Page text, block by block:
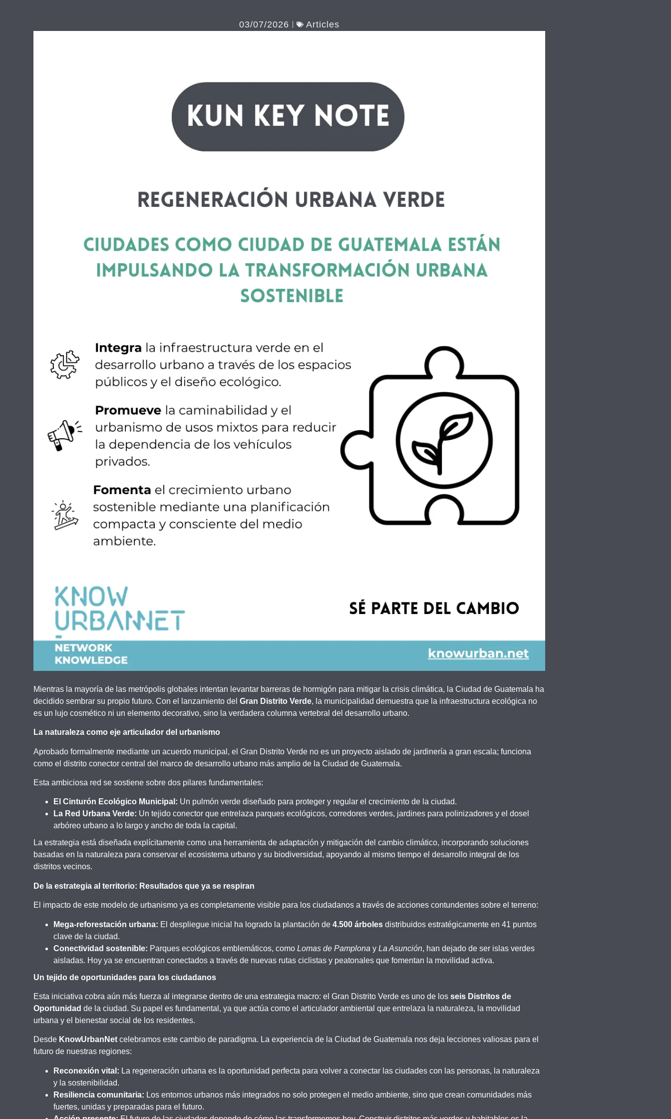
03/07/2026 Articles
Mientras la mayoría de las metrópolis globales intentan levantar barreras de hormigón para mitigar la crisis climática, la Ciudad de Guatemala ha
decidido sembrar su propio futuro. Con el lanzamiento delGran Distrito Verde, la municipalidad demuestra que la infraestructura ecológica no
es un lujo cosmético ni un elemento decorativo, sino la verdadera columna vertebral del desarrollo urbano.
La naturaleza como eje articulador del urbanismo
Aprobado formalmente mediante un acuerdo municipal, el Gran Distrito Verde no es un proyecto aislado de jardinería a gran escala; funciona
como el distrito conector central del marco de desarrollo urbano más amplio de la Ciudad de Guatemala.
Esta ambiciosa red se sostiene sobre dos pilares fundamentales:
El Cinturón Ecológico Municipal: Un pulmón verde diseñado para proteger y regular el crecimiento de la ciudad.
La Red Urbana Verde: Un tejido conector que entrelaza parques ecológicos, corredores verdes, jardines para polinizadores y el dosel
arbóreo urbano a lo largo y ancho de toda la capital.
La estrategia está diseñada explícitamente como una herramienta de adaptación y mitigación del cambio climático, incorporando soluciones
basadas en la naturaleza para conservar el ecosistema urbano y su biodiversidad, apoyando al mismo tiempo el desarrollo integral de los
distritos vecinos.
De la estrategia al territorio: Resultados que ya se respiran
El impacto de este modelo de urbanismo ya es completamente visible para los ciudadanos a través de acciones contundentes sobre el terreno:
Mega-reforestación urbana: El despliegue inicial ha logrado la plantación de4.500 árboles distribuidos estratégicamente en 41 puntos
clave de la ciudad.
Conectividad sostenible: Parques ecológicos emblemáticos, comoLomas de Pamplona yLa Asunción, han dejado de ser islas verdes
aisladas. Hoy ya se encuentran conectados a través de nuevas rutas ciclistas y peatonales que fomentan la movilidad activa.
Un tejido de oportunidades para los ciudadanos
Esta iniciativa cobra aún más fuerza al integrarse dentro de una estrategia macro: el Gran Distrito Verde es uno de losseis Distritos de
Oportunidad de la ciudad. Su papel es fundamental, ya que actúa como el articulador ambiental que entrelaza la naturaleza, la movilidad
urbana y el bienestar social de los residentes.
Desde KnowUrbanNet celebramos este cambio de paradigma. La experiencia de la Ciudad de Guatemala nos deja lecciones valiosas para el
futuro de nuestras regiones:
Reconexión vital: La regeneración urbana es la oportunidad perfecta para volver a conectar las ciudades con las personas, la naturaleza
y la sostenibilidad.
Resiliencia comunitaria: Los entornos urbanos más integrados no solo protegen el medio ambiente, sino que crean comunidades más
fuertes, unidas y preparadas para el futuro.